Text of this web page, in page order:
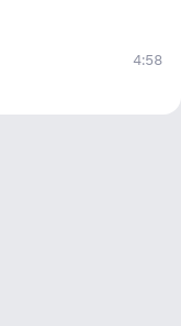
4:58